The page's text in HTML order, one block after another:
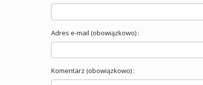
Adres e-mail (obowiązkowo) :
Komentarz (obowiązkowo) :